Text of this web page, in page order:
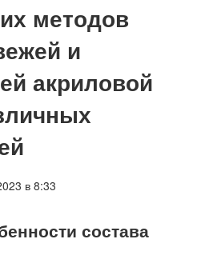
методов
и
акриловой
в 8:33
состава